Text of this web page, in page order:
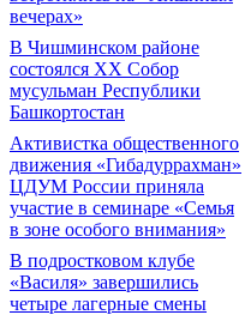
вечерах»
В Чишминском районе
состоялся XX Собор
мусульман Республики
Башкортостан
Активистка общественного
движения «Гибадуррахман»
ЦДУМ России приняла
участие в семинаре «Семья
в зоне особого внимания»
В подростковом клубе
«Василя» завершились
четыре лагерные смены